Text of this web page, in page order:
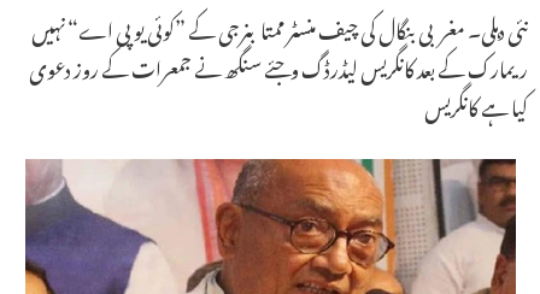
نئی دہلی۔ مغربی بنگال کی چیف منسٹر ممتا بنرجی کے ”کوئی یو پی اے“ نہیں
ریمارک کے بعد کانگریس لیڈرڈگ وجئے سنگھ نے جمعرات کے روز دعوی
کیا ہے کانگریس